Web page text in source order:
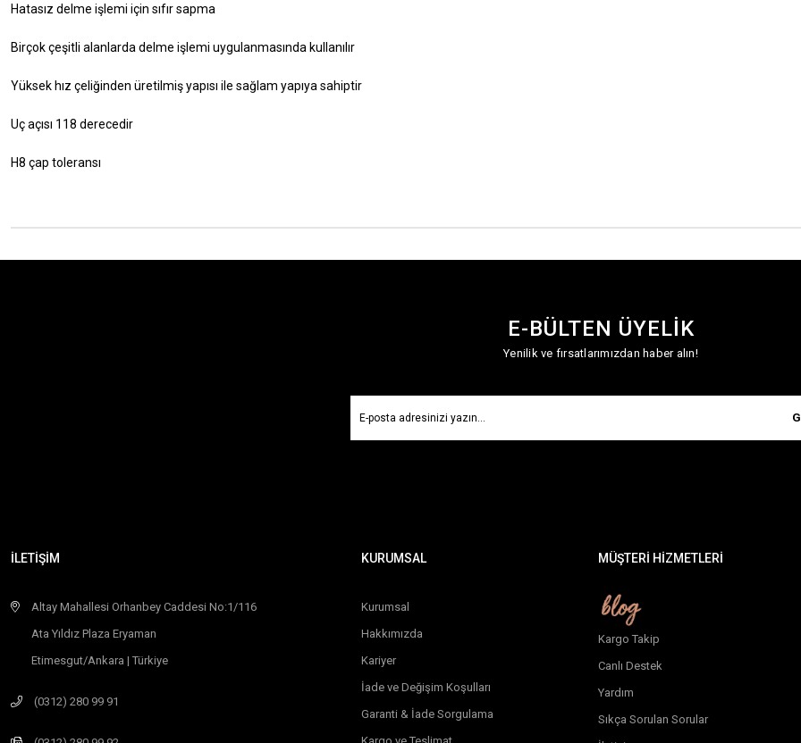
Hatasız delme işlemi için sıfır sapma
Birçok çeşitli alanlarda delme işlemi uygulanmasında kullanılır
Yüksek hız çeliğinden üretilmiş yapısı ile sağlam yapıya sahiptir
Uç açısı 118 derecedir
H8 çap toleransı
E-BÜLTEN ÜYELİK
Yenilik ve fırsatlarımızdan haber alın!
İLETİŞİM
Altay Mahallesi Orhanbey Caddesi No:1/116
Ata Yıldız Plaza Eryaman
Etimesgut/Ankara | Türkiye
(0312) 280 99 91
KURUMSAL
Kurumsal
Hakkımızda
Kariyer
İade ve Değişim Koşulları
Garanti & İade Sorgulama
MÜŞTERİ HİZMETLERİ
Kargo Takip
Canlı Destek
Yardım
Sıkça Sorulan Sorular